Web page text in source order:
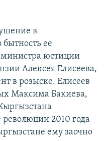
в
ее
юстиции
Алексея Елисеева,
в розыске. Елисеев
Максима Бакиева,
2010 года
ему заочно